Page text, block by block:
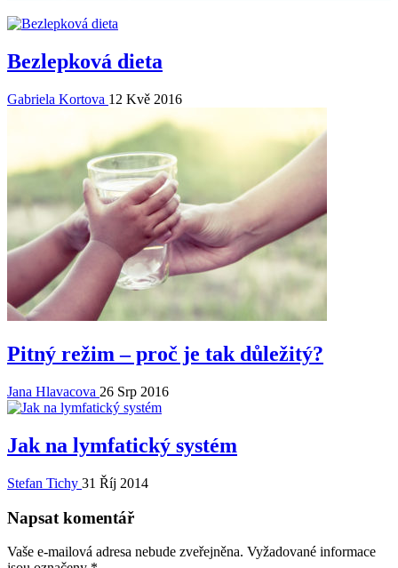
Bezlepková dieta
Gabriela Kortova 12 Kvě 2016
Pitný režim – proč je tak důležitý?
Jana Hlavacova 26 Srp 2016
Jak na lymfatický systém
Stefan Tichy 31 Říj 2014
Napsat komentář
Vaše e-mailová adresa nebude zveřejněna. Vyžadované informace